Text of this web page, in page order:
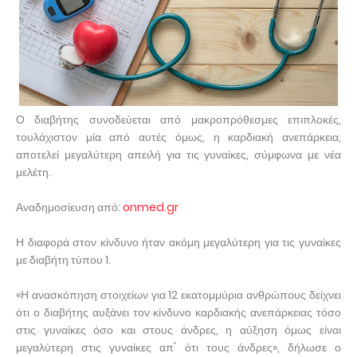
Ο διαβήτης συνοδεύεται από μακροπρόθεσμες επιπλοκές,
τουλάχιστον μία από αυτές όμως, η καρδιακή ανεπάρκεια,
αποτελεί μεγαλύτερη απειλή για τις γυναίκες, σύμφωνα με νέα
μελέτη.
Αναδημοσίευση από: onmed.gr
Η διαφορά στον κίνδυνο ήταν ακόμη μεγαλύτερη για τις γυναίκες
με διαβήτη τύπου 1.
«Η ανασκόπηση στοιχείων για 12 εκατομμύρια ανθρώπους δείχνει
ότι ο διαβήτης αυξάνει τον κίνδυνο καρδιακής ανεπάρκειας τόσο
στις γυναίκες όσο και στους άνδρες, η αύξηση όμως είναι
μεγαλύτερη στις γυναίκες απ' ότι τους άνδρες», δήλωσε ο